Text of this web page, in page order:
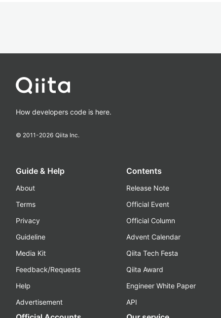
How developers code is here.
© 2011-2026 Qiita Inc.
Guide & Help
About
Terms
Privacy
Guideline
Media Kit
Feedback/Requests
Help
Advertisement
Contents
Release Note
Official Event
Official Column
Advent Calendar
Qiita Tech Festa
Qiita Award
Engineer White Paper
API